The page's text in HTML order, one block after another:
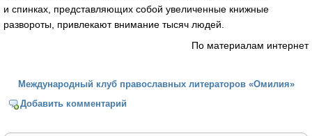
и спинках, представляющих собой увеличенные книжные
развороты, привлекают внимание тысяч людей.
По материалам интернет
Международный клуб православных литераторов «Омилия»
Добавить комментарий